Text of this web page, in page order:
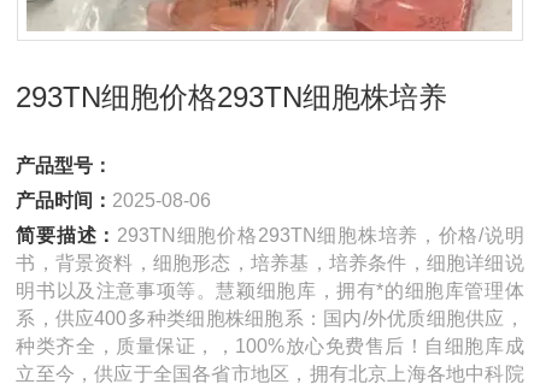
293TN细胞价格293TN细胞株培养
产品型号：
产品时间： 2025-08-06
简要描述： 293TN细胞价格293TN细胞株培养，价格/说明
书，背景资料，细胞形态，培养基，培养条件，细胞详细说
明书以及注意事项等。慧颖细胞库，拥有*的细胞库管理体
系，供应400多种类细胞株细胞系：国内/外优质细胞供应，
种类齐全，质量保证，，100%放心免费售后！自细胞库成
立至今，供应于全国各省市地区，拥有北京上海各地中科院